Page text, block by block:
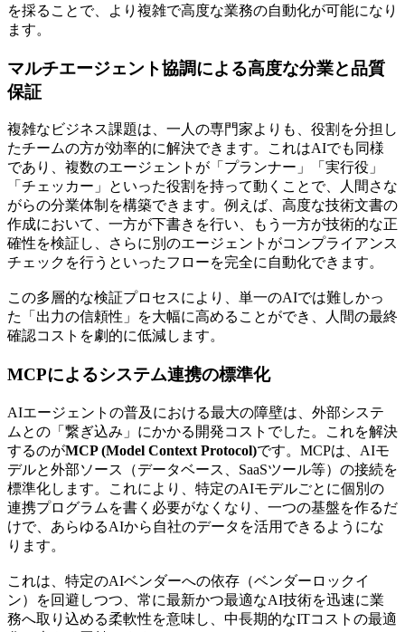
を採ることで、より複雑で高度な業務の自動化が可能になり
ます。
マルチエージェント協調による高度な分業と品質
保証
複雑なビジネス課題は、一人の専門家よりも、役割を分担し
たチームの方が効率的に解決できます。これはAIでも同様
であり、複数のエージェントが「プランナー」「実行役」
「チェッカー」といった役割を持って動くことで、人間さな
がらの分業体制を構築できます。例えば、高度な技術文書の
作成において、一方が下書きを行い、もう一方が技術的な正
確性を検証し、さらに別のエージェントがコンプライアンス
チェックを行うといったフローを完全に自動化できます。
この多層的な検証プロセスにより、単一のAIでは難しかっ
た「出力の信頼性」を大幅に高めることができ、人間の最終
確認コストを劇的に低減します。
MCPによるシステム連携の標準化
AIエージェントの普及における最大の障壁は、外部システ
ムとの「繋ぎ込み」にかかる開発コストでした。これを解決
するのがMCP (Model Context Protocol)です。MCPは、AIモ
デルと外部ソース（データベース、SaaSツール等）の接続を
標準化します。これにより、特定のAIモデルごとに個別の
連携プログラムを書く必要がなくなり、一つの基盤を作るだ
けで、あらゆるAIから自社のデータを活用できるようにな
ります。
これは、特定のAIベンダーへの依存（ベンダーロックイ
ン）を回避しつつ、常に最新かつ最適なAI技術を迅速に業
務へ取り込める柔軟性を意味し、中長期的なITコストの最適